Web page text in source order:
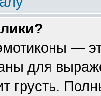
—
для
грусть.